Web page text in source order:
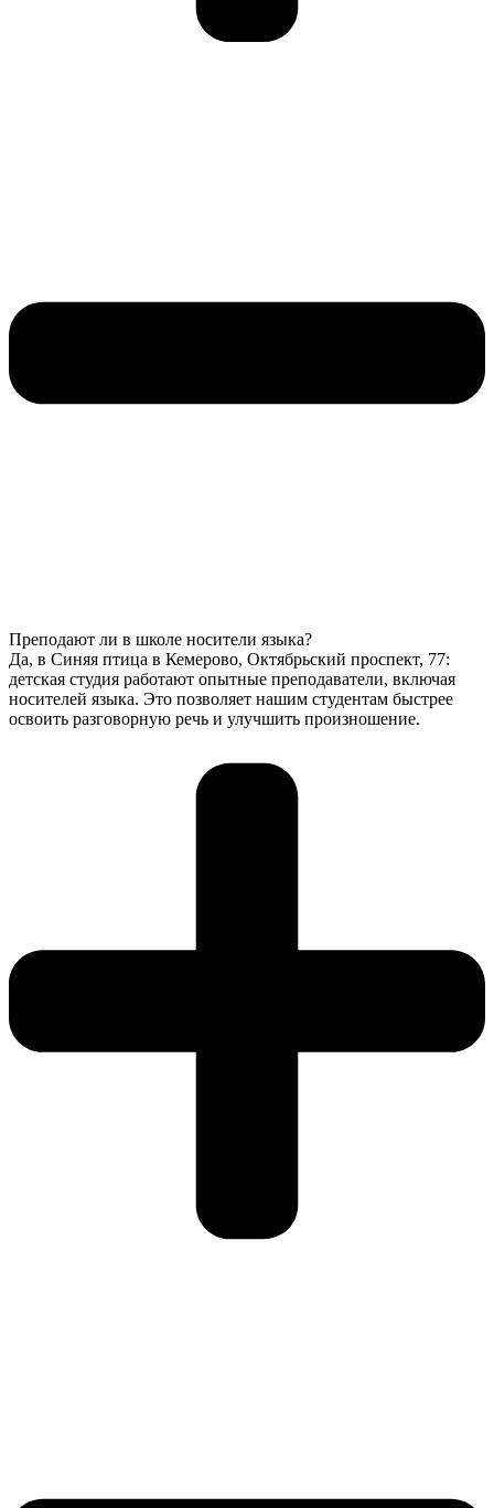
Преподают ли в школе носители языка?
Да, в Синяя птица в Кемерово, Октябрьский проспект, 77:
детская студия работают опытные преподаватели, включая
носителей языка. Это позволяет нашим студентам быстрее
освоить разговорную речь и улучшить произношение.